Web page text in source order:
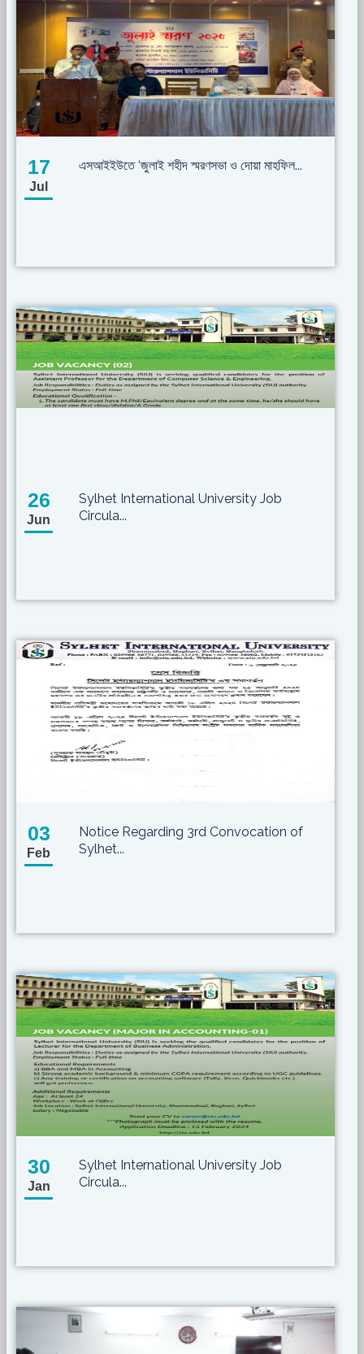
17
Jul
এসআইইউতে ‘জুলাই শহীদ স্মরণসভা ও দোয়া মাহফিল...
26
Jun
Sylhet International University Job
Circula...
03
Feb
Notice Regarding 3rd Convocation of
Sylhet...
30
Jan
Sylhet International University Job
Circula...